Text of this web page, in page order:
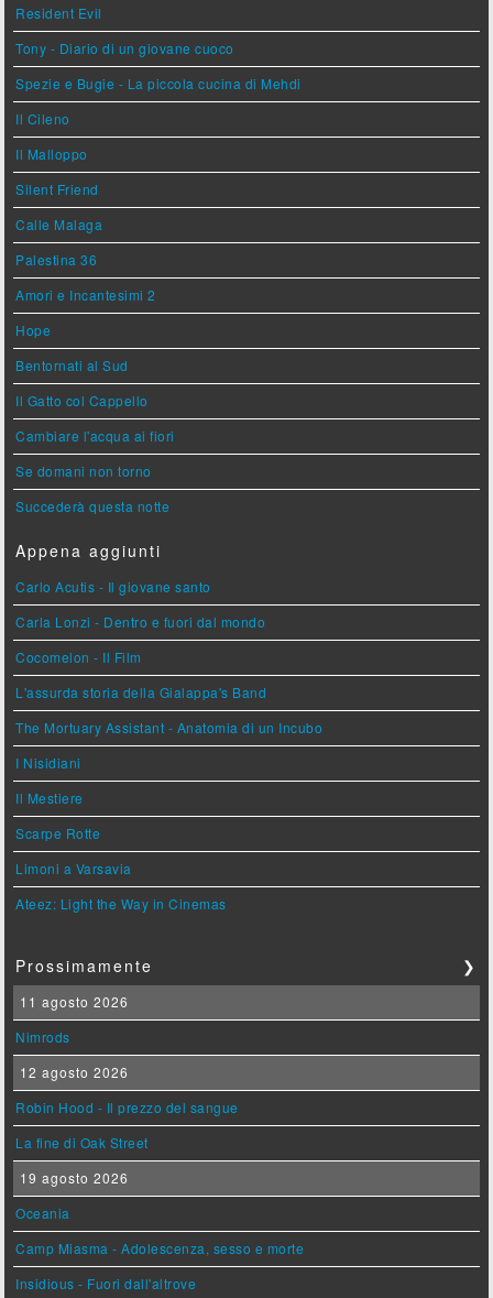
Resident Evil
Tony - Diario di un giovane cuoco
Spezie e Bugie - La piccola cucina di Mehdi
Il Cileno
Il Malloppo
Silent Friend
Calle Malaga
Palestina 36
Amori e Incantesimi 2
Hope
Bentornati al Sud
Il Gatto col Cappello
Cambiare l'acqua ai fiori
Se domani non torno
Succederà questa notte
Appena aggiunti
Carlo Acutis - Il giovane santo
Carla Lonzi - Dentro e fuori dal mondo
Cocomelon - Il Film
L'assurda storia della Gialappa's Band
The Mortuary Assistant - Anatomia di un Incubo
I Nisidiani
Il Mestiere
Scarpe Rotte
Limoni a Varsavia
Ateez: Light the Way in Cinemas
Prossimamente ❯
11 agosto 2026
Nimrods
12 agosto 2026
Robin Hood - Il prezzo del sangue
La fine di Oak Street
19 agosto 2026
Oceania
Camp Miasma - Adolescenza, sesso e morte
Insidious - Fuori dall'altrove